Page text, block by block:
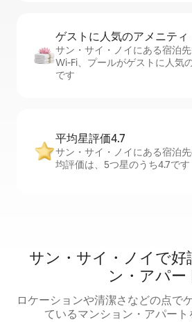
ゲストに人⁠気⁠のア⁠メ⁠ニ⁠テ⁠ィ
サン・サイ・ノイにある宿泊先
Wi-Fi、プールがゲストに人気
です
平均星評価4.7
サン・サイ・ノイにある宿泊
均評価は、5つ星のうち4.7です
サン・サイ・ノイで好
ン・アパー
ロケーションや清潔さなどの点で
ているマンション・アパー